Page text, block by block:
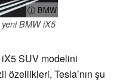
ⓘ BMW
BMW iX5
iX5 SUV modelini
özellikleri, Tesla’nın şu